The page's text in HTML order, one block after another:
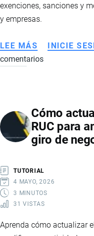
exenciones, sanciones y
y empresas.
LEE MÁS SOBRE
PATENTE
QUE
DEBES
SABER
Y
EMPRESAS
INICIE
comentarios
Cómo
RUC para
giro de
TUTORIAL
4 MAYO, 2026
3 MINUTOS
31 VISTAS
Aprenda cómo actualizar